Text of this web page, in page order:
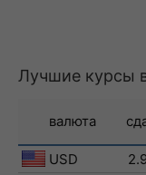
Лучшие курсы
валюта
USD